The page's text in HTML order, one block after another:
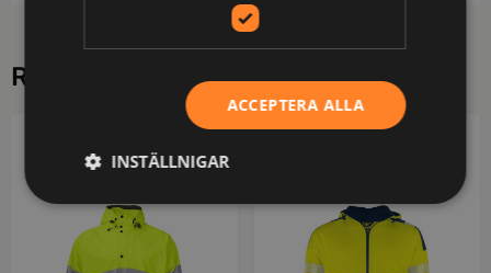
RELATERADE PRODUKTER
ACCEPTERA ALLA
INSTÄLLNIGAR